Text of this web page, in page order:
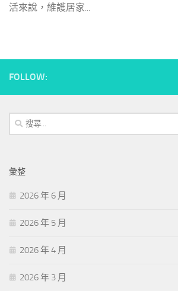
活來說，維護居家...
FOLLOW:
搜
尋
字:
彙整
2026 年 6 月
2026 年 5 月
2026 年 4 月
2026 年 3 月